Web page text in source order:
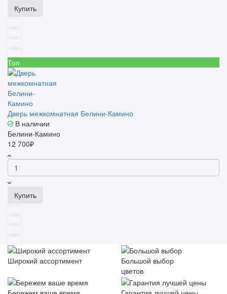
Купить
Топ
Дверь межкомнатная Белини-Камино
В наличии
Белини-Камино
12 700₽
Купить
Широкий ассортимент
Большой выбор
цветов